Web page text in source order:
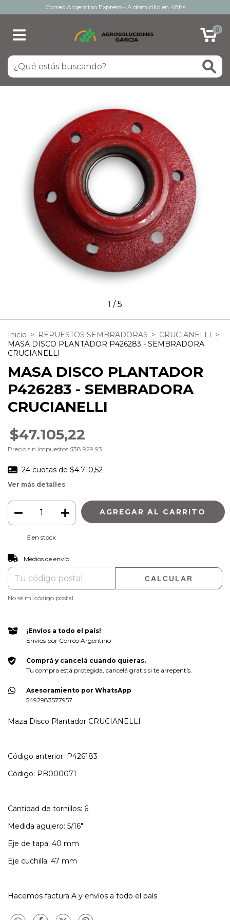
Correo Argentino Expreso - A domicilio en 48hs
0
1 /5
Inicio > REPUESTOS SEMBRADORAS > CRUCIANELLI >
MASA DISCO PLANTADOR P426283 - SEMBRADORA
CRUCIANELLI
MASA DISCO PLANTADOR
P426283 - SEMBRADORA
CRUCIANELLI
$47.105,22
Precio sin impuestos $38.929,93
24 cuotas de $4.710,52
Ver más detalles
5 en stock
Entregas para el CP:
Medios de envío
CALCULAR
No sé mi código postal
¡Envíos a todo el país!
Envíos por Correo Argentino
Comprá y cancelá cuando quieras.
Tu compra está protegida, cancelá gratis si te arrepentís.
Asesoramiento por WhatsApp
5492983577957
Maza Disco Plantador CRUCIANELLI
Código anterior: P426183
Código: PB000071
Cantidad de tornillos: 6
Medida agujero: 5/16"
Eje de tapa: 40 mm
Eje cuchilla: 47 mm
Hacemos factura A y envíos a todo el país